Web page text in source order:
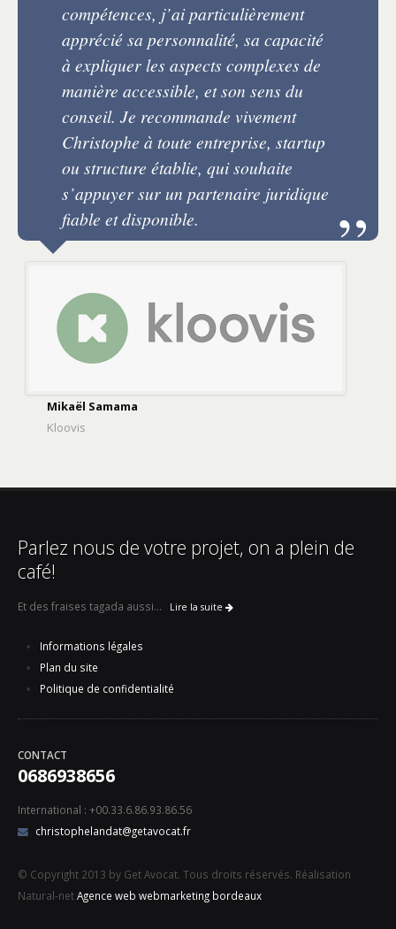
compétences, j’ai particulièrement
apprécié sa personnalité, sa capacité
à expliquer les aspects complexes de
manière accessible, et son sens du
conseil. Je recommande vivement
Christophe à toute entreprise, startup
ou structure établie, qui souhaite
s’appuyer sur un partenaire juridique
fiable et disponible.
Mikaël Samama
Kloovis
Parlez nous de votre projet, on a plein de
café!
Et des fraises tagada aussi... Lire la suite
Informations légales
Plan du site
Politique de confidentialité
CONTACT
0686938656
International : +00.33.6.86.93.86.56
christophelandat@getavocat.fr
© Copyright 2013 by Get Avocat. Tous droits réservés. Réalisation
Natural-netAgence web webmarketing bordeaux